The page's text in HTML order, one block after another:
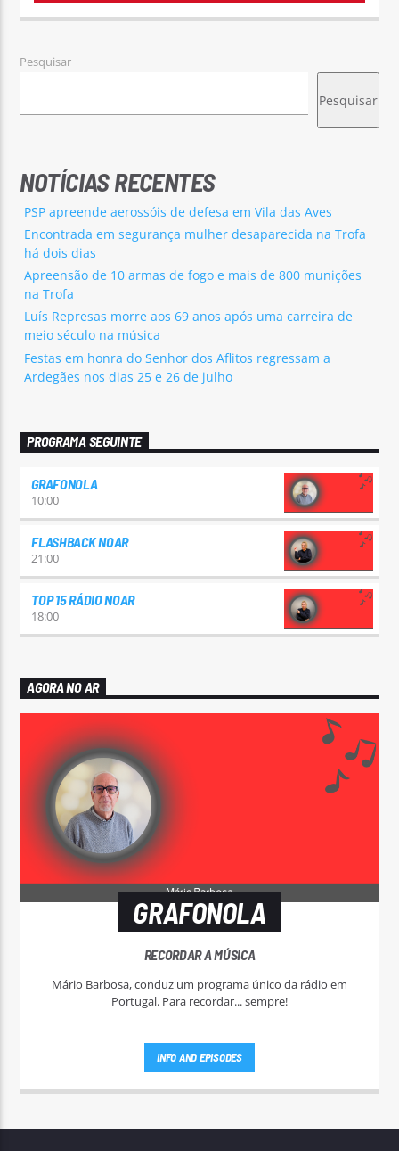
Pesquisar
Pesquisar
NOTÍCIAS RECENTES
PSP apreende aerossóis de defesa em Vila das Aves
Encontrada em segurança mulher desaparecida na Trofa
há dois dias
Apreensão de 10 armas de fogo e mais de 800 munições
na Trofa
Luís Represas morre aos 69 anos após uma carreira de
meio século na música
Festas em honra do Senhor dos Aflitos regressam a
Ardegães nos dias 25 e 26 de julho
PROGRAMA SEGUINTE
GRAFONOLA
10:00
FLASHBACK NOAR
21:00
TOP 15 RÁDIO NOAR
18:00
AGORA NO AR
GRAFONOLA
RECORDAR A MÚSICA
Mário Barbosa, conduz um programa único da rádio em
Portugal. Para recordar... sempre!
INFO AND EPISODES